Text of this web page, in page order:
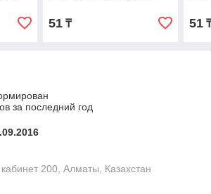
51₸ 51
за последний год
200, Алматы, Казахстан